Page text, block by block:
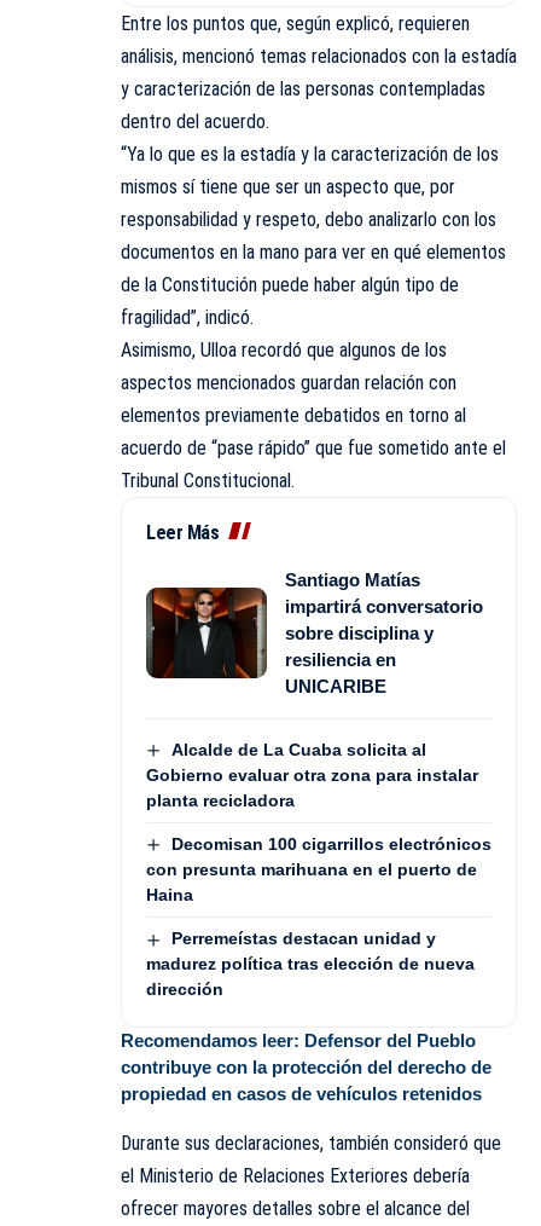
Entre los puntos que, según explicó, requieren
análisis, mencionó temas relacionados con la estadía
y caracterización de las personas contempladas
dentro del acuerdo.
“Ya lo que es la estadía y la caracterización de los
mismos sí tiene que ser un aspecto que, por
responsabilidad y respeto, debo analizarlo con los
documentos en la mano para ver en qué elementos
de la Constitución puede haber algún tipo de
fragilidad”, indicó.
Asimismo, Ulloa recordó que algunos de los
aspectos mencionados guardan relación con
elementos previamente debatidos en torno al
acuerdo de “pase rápido” que fue sometido ante el
Tribunal Constitucional.
Leer Más
Santiago Matías
impartirá conversatorio
sobre disciplina y
resiliencia en
UNICARIBE
Alcalde de La Cuaba solicita al
Gobierno evaluar otra zona para instalar
planta recicladora
Decomisan 100 cigarrillos electrónicos
con presunta marihuana en el puerto de
Haina
Perremeístas destacan unidad y
madurez política tras elección de nueva
dirección
Recomendamos leer: Defensor del Pueblo
contribuye con la protección del derecho de
propiedad en casos de vehículos retenidos
Durante sus declaraciones, también consideró que
el Ministerio de Relaciones Exteriores debería
ofrecer mayores detalles sobre el alcance del